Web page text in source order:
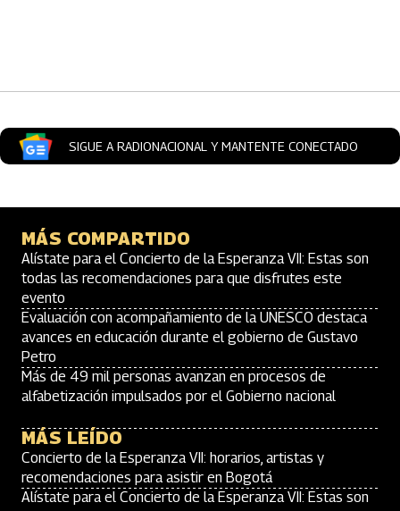
SIGUE A RADIONACIONAL Y MANTENTE CONECTADO
MÁS COMPARTIDO
Alístate para el Concierto de la Esperanza VII: Estas son
todas las recomendaciones para que disfrutes este
evento
Evaluación con acompañamiento de la UNESCO destaca
avances en educación durante el gobierno de Gustavo
Petro
Más de 49 mil personas avanzan en procesos de
alfabetización impulsados por el Gobierno nacional
MÁS LEÍDO
Concierto de la Esperanza VII: horarios, artistas y
recomendaciones para asistir en Bogotá
Alístate para el Concierto de la Esperanza VII: Estas son